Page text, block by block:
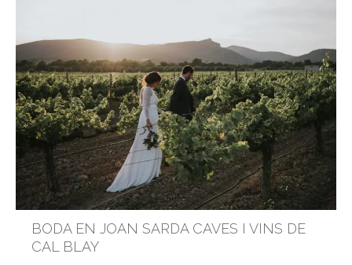
BODA EN JOAN SARDA CAVES I VINS DE
CAL BLAY